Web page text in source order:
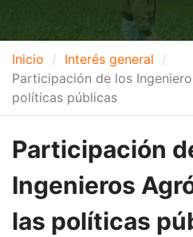
Inicio
Interés general
Participación de los
políticas públicas
Participación
Ingenieros
las políticas